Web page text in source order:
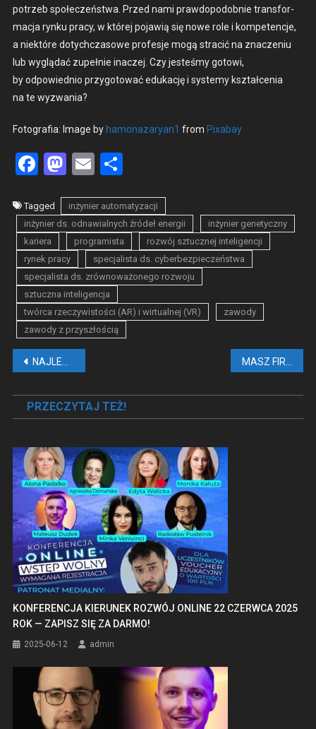
potrzeb społeczeńst­wa. Przed nami praw­dopodob­nie trans­for­
ma­c­ja rynku pra­cy, w której pojaw­ią się nowe role i kom­pe­tenc­je,
a niek­tóre doty­chcza­sowe pro­fes­je mogą stracić na znacze­niu
lub wyglą­dać zupełnie inaczej. Czy jesteśmy gotowi,
by odpowied­nio przy­go­tować edukację i sys­te­my ksz­tałce­nia
na te wyzwa­nia?
Fotografia: Image by hamonazaryan1 from Pix­abay
Facebook
Mastodon
EmailShare
Tagged
inżynier automatyzacji
inżynier ds. odnawialnych źródeł energii
inżynier genetyczny
kariera
programista
rozwój sztucznej inteligencji
rynek pracy
specjalista ds. cyberbezpieczeństwa
specjalista ds. zrównoważonego rozwoju
sztuczna inteligencja
twórca rzeczywistości (AR) i wirtualnej (VR)
zawody
zawody z przyszłością
Nawigacja
wpisu
NAJLEPIEJ I NAJGORZEJ WYGLĄDAJĄCE GWIAZDY W POLSCE
PRZECZYTAJ TEŻ!
KONFERENCJA KIERUNEK ROZWÓJ ONLINE 22 CZERWCA 2025
ROK — ZAPISZ SIĘ ZA DARMO!
2025-06-12 admin